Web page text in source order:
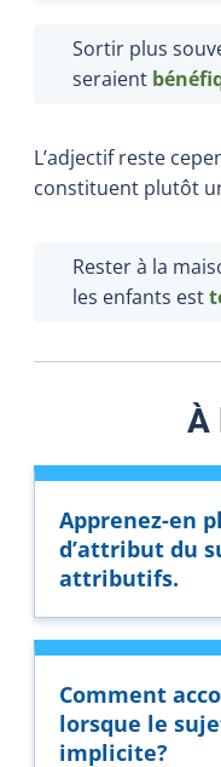
Sortir plus
seraient
L’adjectif reste
constituent plutôt
Rester à la
les enfants est
À
Apprenez-en
d’attribut du
attributifs.
Comment
lorsque le
implicite?